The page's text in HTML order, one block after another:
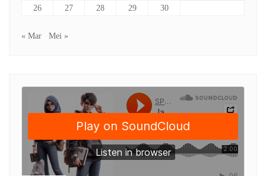
26
27 28 29 30
« Mar Mei »